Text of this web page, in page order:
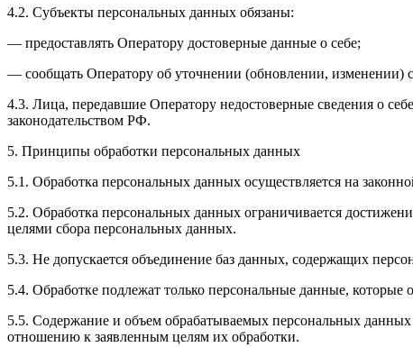
4.2. Субъекты персональных данных обязаны:
— предоставлять Оператору достоверные данные о себе;
— сообщать Оператору об уточнении (обновлении, изменении)
4.3. Лица, передавшие Оператору недостоверные сведения о
законодательством РФ.
5. Принципы обработки персональных данных
5.1. Обработка персональных данных осуществляется на
5.2. Обработка персональных данных ограничивается
целями сбора персональных данных.
5.3. Не допускается объединение баз данных, содержащих
5.4. Обработке подлежат только персональные данные, которые
5.5. Содержание и объем обрабатываемых персональных
отношению к заявленным целям их обработки.